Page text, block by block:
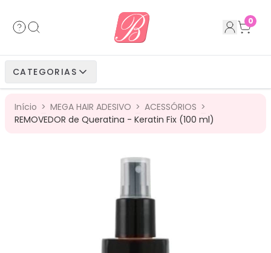
0
CATEGORIAS
Cabelos Humanos
Cabelos Bio Vegetais
Cabelos Humanos
Cabelos Bio Vegetais
Cabelos Bio Fibra
Início > MEGA HAIR ADESIVO > ACESSÓRIOS >
REMOVEDOR de Queratina - Keratin Fix (100 ml)